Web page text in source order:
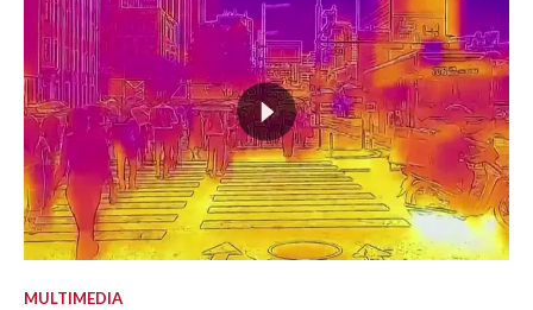
MULTIMEDIA